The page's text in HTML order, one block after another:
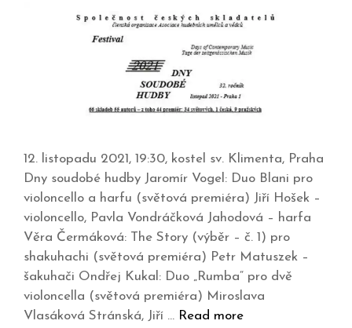
12. listopadu 2021, 19:30, kostel sv. Klimenta, Praha
Dny soudobé hudby Jaromír Vogel: Duo Blani pro
violoncello a harfu (světová premiéra) Jiří Hošek –
violoncello, Pavla Vondráčková Jahodová – harfa
Věra Čermáková: The Story (výběr – č. 1) pro
shakuhachi (světová premiéra) Petr Matuszek –
šakuhači Ondřej Kukal: Duo „Rumba“ pro dvě
violoncella (světová premiéra) Miroslava
Vlasáková Stránská, Jiří … Read more